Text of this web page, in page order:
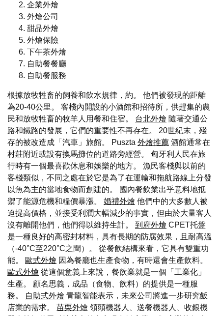
企業外燴
外燴公司
甜品外燴
外燴保險
下午茶外燴
自助餐餐廳
自助餐服務
根據放牧牲畜的飼養和飲水規律，約。 他們被發現的距離
為20-40公里。 客棧內開設的小酒館和招待所，供趕集的農
民和放牧牲畜的牧羊人用餐和住宿。 台北外燴 隨著交通公
路和鐵路的發展，它們的重要性不再存在。 20世紀末，殘
存的被改造成「汽車」旅館。 Puszta 外燴推薦 酒館通常在
村莊附近或設有換馬攤位的道路旁經營。 匈牙利人民在旅
行時有一個最喜歡休息和娛樂的地方。 漁民客棧與以前的
客棧類似，不同之處在於它是為了在運輸和拖航路線上分發
以魚為主的當地食物而創建的。 國內餐飲業出乎意料地抵
禦了能源危機和糧價暴漲。 婚禮外燴 他們中的大多數人被
迫提高價格，並接受利潤大幅減少的事實，但由於大量客人
沒有離開他們，他們得以維持生計。 到府外燴 CPET托盤
是一種良好的高密封材料，具有長期的防腐效果，且耐高溫
（-40°C至220°C之間）。 從餐飲結構來看，它具有雙重功
能。
歐式外燴 因為餐廳也生產食物，有時還會生產飲料。
歐式外燴 從這個意義上來說，餐飲業就是一個「工業化」
生產。 顧名思義，成品（食物、飲料）的提供是一種服
務。
自助式外燴 青龍智能表示，未來公司將進一步研究飯
店業的需求。 苗栗外燴 領頭機器人、送餐機器人、收銀機